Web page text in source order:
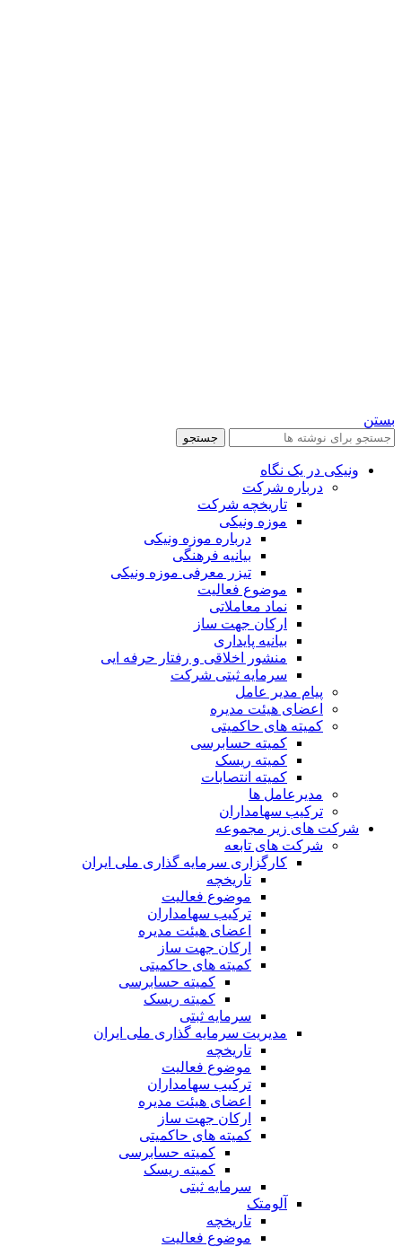
بستن
جستجو
ونیکی در یک نگاه
درباره شرکت
تاریخچه شرکت
موزه ونیکی
درباره موزه ونیکی
بیانیه فرهنگی
تیزر معرفی موزه ونیکی
موضوع فعالیت
نماد معاملاتی
ارکان جهت ساز
بیانیه پایداری
منشور اخلاقی و رفتار حرفه ایی
سرمایه ثبتی شرکت
پیام مدیر عامل
اعضای هیئت مدیره
کمیته های حاکمیتی
کمیته حسابرسی
کمیته ریسک
کمیته انتصابات
مدیرعامل ها
ترکیب سهامداران
شرکت های زیر مجموعه
شرکت های تابعه
کارگزاری سرمایه گذاری ملی ایران
تاریخچه
موضوع فعالیت
ترکیب سهامداران
اعضای هیئت مدیره
ارکان جهت ساز
کمیته های حاکمیتی
کمیته حسابرسی
کمیته ریسک
سرمایه ثبتی
مدیریت سرمایه گذاری ملی ایران
تاریخچه
موضوع فعالیت
ترکیب سهامداران
اعضای هیئت مدیره
ارکان جهت ساز
کمیته های حاکمیتی
کمیته حسابرسی
کمیته ریسک
سرمایه ثبتی
آلومتک
تاریخچه
موضوع فعالیت